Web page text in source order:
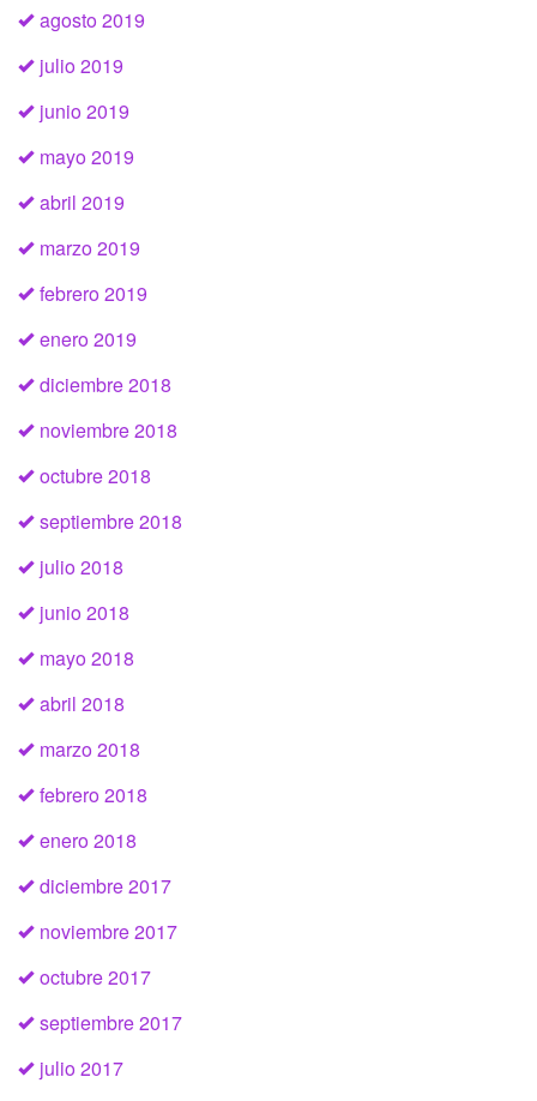
agosto 2019
julio 2019
junio 2019
mayo 2019
abril 2019
marzo 2019
febrero 2019
enero 2019
diciembre 2018
noviembre 2018
octubre 2018
septiembre 2018
julio 2018
junio 2018
mayo 2018
abril 2018
marzo 2018
febrero 2018
enero 2018
diciembre 2017
noviembre 2017
octubre 2017
septiembre 2017
julio 2017